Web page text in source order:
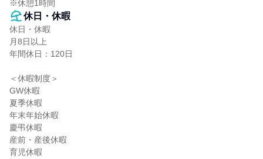
※休憩1時間
休日・休暇
休日・休暇
月8日以上
年間休日：120日
＜休暇制度＞
GW休暇
夏季休暇
年末年始休暇
慶弔休暇
産前・産後休暇
育児休暇